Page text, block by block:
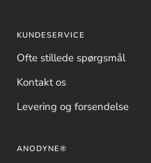
KUNDESERVICE
Ofte stillede spørgsmål
Kontakt os
Levering og forsendelse
ANODYNE®